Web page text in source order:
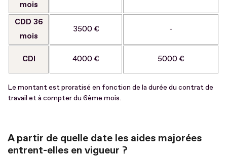
mois
CDD 36
mois
3500 € -
CDI 4000 € 5000 €
Le montant est proratisé en fonction de la durée du contrat de
travail et à compter du 6ème mois.
A partir de quelle date les aides majorées
entrent-elles en vigueur ?